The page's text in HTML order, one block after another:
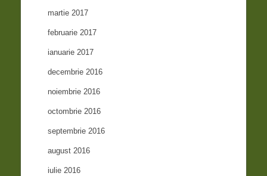
martie 2017
februarie 2017
ianuarie 2017
decembrie 2016
noiembrie 2016
octombrie 2016
septembrie 2016
august 2016
iulie 2016